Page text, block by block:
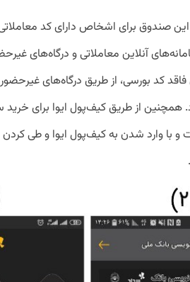
صندوق برای اشخاص دارای کد
آنلاین معاملاتی و درگاه‌های
کد بورسی، از طریق درگاه‌های
از طریق کیف‌پول ایوا برای خرید
و با وارد شدن به کیف‌پول ایوا و طی